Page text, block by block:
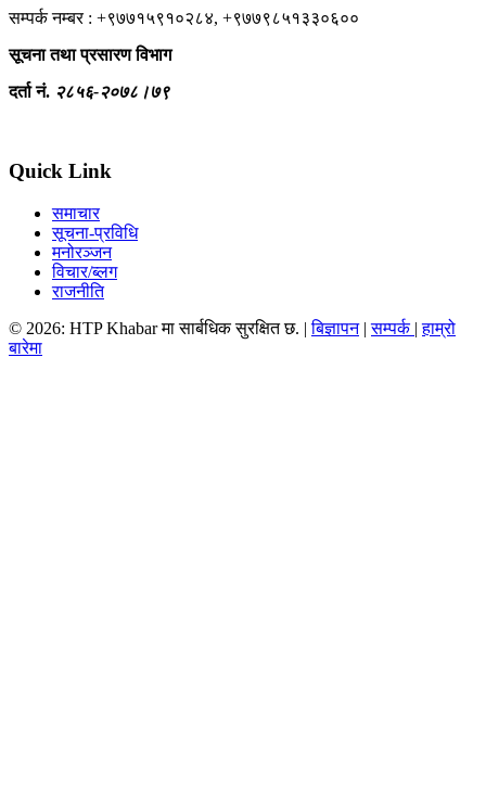
सम्पर्क नम्बर : +९७७१५९१०२८४, +९७७९८५१३३०६००
सूचना तथा प्रसारण विभाग
दर्ता नं. २८५६-२०७८।७९
Quick Link
समाचार
सूचना-प्रविधि
मनोरञ्जन
विचार/ब्लग
राजनीति
© 2026: HTP Khabar मा सार्बधिक सुरक्षित छ. |बिज्ञापन|सम्पर्क |हाम्रो
बारेमा